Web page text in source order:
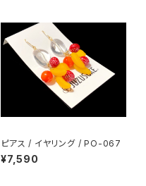
ピアス / イヤリング / PO-067
¥7,590